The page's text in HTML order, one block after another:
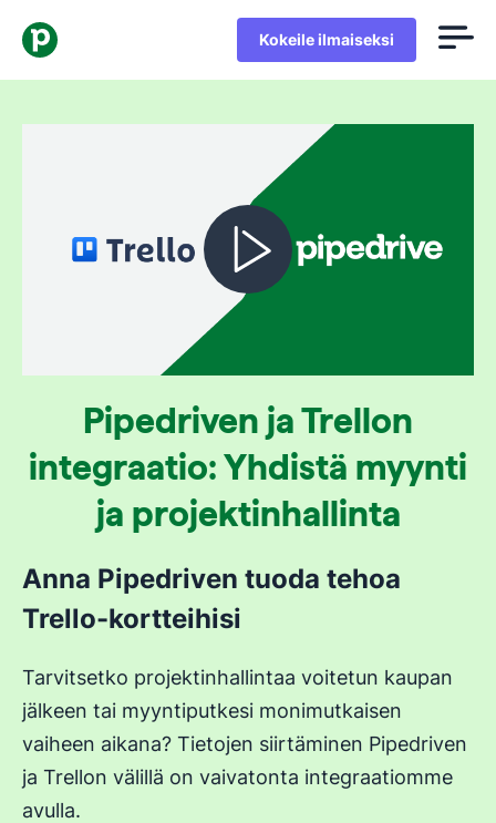
Kokeile ilmaiseksi
Pipedriven ja Trellon
integraatio: Yhdistä myynti
ja projektinhallinta
Anna Pipedriven tuoda tehoa
Trello-kortteihisi
Tarvitsetko projektinhallintaa voitetun kaupan
jälkeen tai myyntiputkesi monimutkaisen
vaiheen aikana? Tietojen siirtäminen Pipedriven
ja Trellon välillä on vaivatonta integraatiomme
avulla.